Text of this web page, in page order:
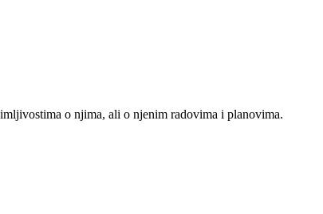
o njima, ali o njenim radovima i planovima.